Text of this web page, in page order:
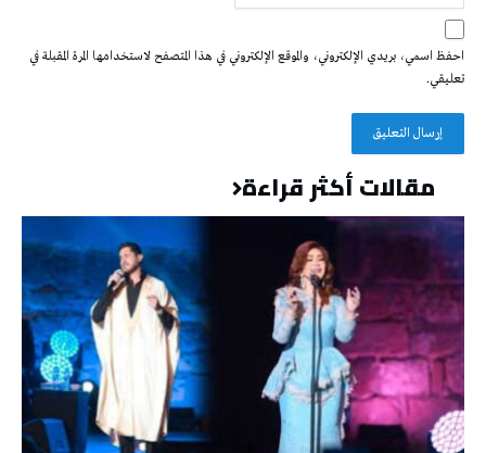
احفظ اسمي، بريدي الإلكتروني، والموقع الإلكتروني في هذا المتصفح لاستخدامها المرة المقبلة في
تعليقي.
مقالات أكثر قراءة